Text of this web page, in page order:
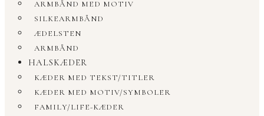
ARMBÅND MED MOTIV
SILKEARMBÅND
ÆDELSTEN
ARMBÅND
HALSKÆDER
KÆDER MED TEKST/TITLER
KÆDER MED MOTIV/SYMBOLER
FAMILY/LIFE-KÆDER